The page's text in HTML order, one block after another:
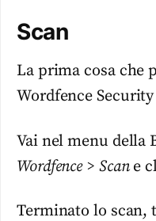
Scan
La prima cosa che
Wordfence
Vai nel menu della
Wordfence > Scane
Terminato lo